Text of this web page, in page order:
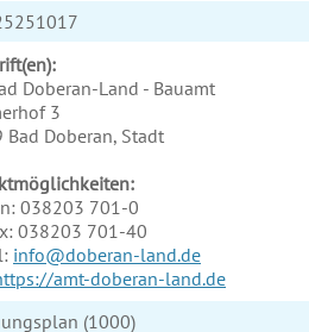
Doberan-Land - Bauamt
3
Bad Doberan, Stadt
038203 701-0
038203 701-40
info@doberan-land.de
amt-doberan-land.de
(1000)